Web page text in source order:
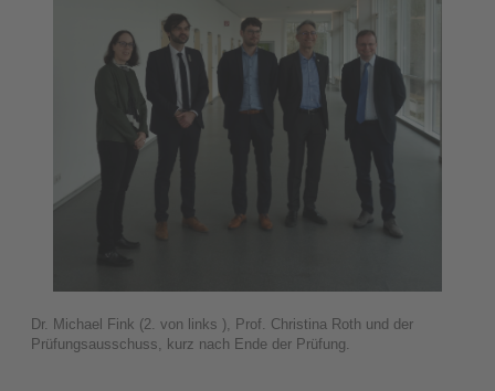
Dr. Michael Fink (2. von links ), Prof. Christina Roth und der
Prüfungsausschuss, kurz nach Ende der Prüfung.